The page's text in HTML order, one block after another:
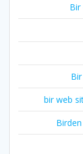
Bir
bir web